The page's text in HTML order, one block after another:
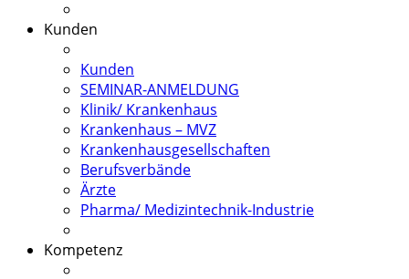
Kunden
Kunden
SEMINAR-ANMELDUNG
Klinik/ Krankenhaus
Krankenhaus – MVZ
Krankenhausgesellschaften
Berufsverbände
Ärzte
Pharma/ Medizintechnik-Industrie
Kompetenz